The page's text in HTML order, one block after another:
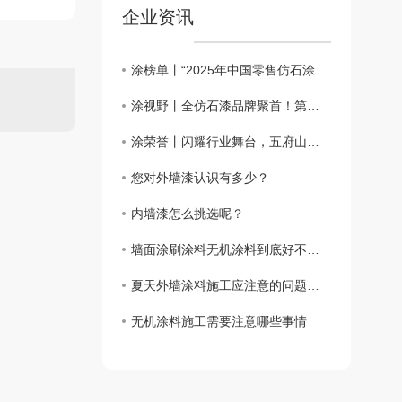
企业资讯
涂榜单丨“2025年中国零售仿石涂料北方30强”榜单出炉
涂视野丨全仿石漆品牌聚首！第二届仿石涂料新质赋能峰会有何魅力？
涂荣誉丨闪耀行业舞台，五府山揽获仿石涂料“北方30强”殊荣
您对外墙漆认识有多少？
内墙漆怎么挑选呢？
墙面涂刷涂料无机涂料到底好不好？
夏天外墙涂料施工应注意的问题都要哪些呢？
无机涂料施工需要注意哪些事情